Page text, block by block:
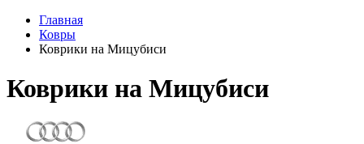
Главная
Ковры
Коврики на Мицубиси
Коврики на Мицубиси